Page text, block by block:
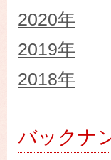
2020年
2019年
2018年
バックナ